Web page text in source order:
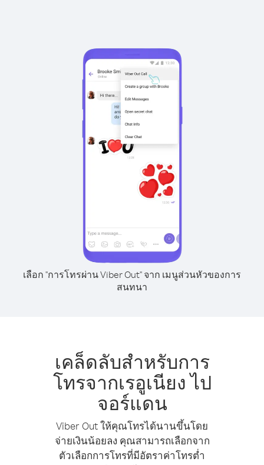
เลือก "การโทรผ่าน Viber Out" จาก เมนูส่วนหัวของการ
สนทนา
เคล็ดลับสำหรับการ
โทรจากเรอูเนียง ไป
จอร์แดน
Viber Out ให้คุณโทรได้นานขึ้นโดย
จ่ายเงินน้อยลง คุณสามารถเลือกจาก
ตัวเลือกการโทรที่มีอัตราค่าโทรต่ำ